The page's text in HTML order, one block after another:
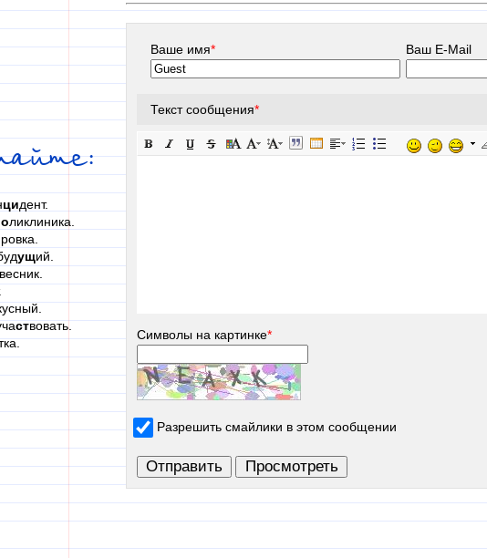
цидент.
оликлиника.
ровка.
ущий.
ствовать.
Ваше имя* Ваш E-Mail
Текст сообщения*
Символы на картинке*
Разрешить смайлики в этом сообщении